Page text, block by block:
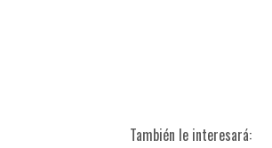
También le interesará: